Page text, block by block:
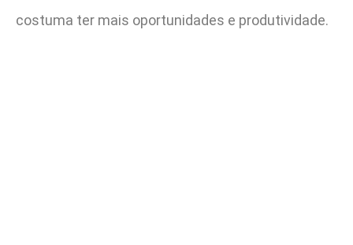
costuma ter mais oportunidades e produtividade.